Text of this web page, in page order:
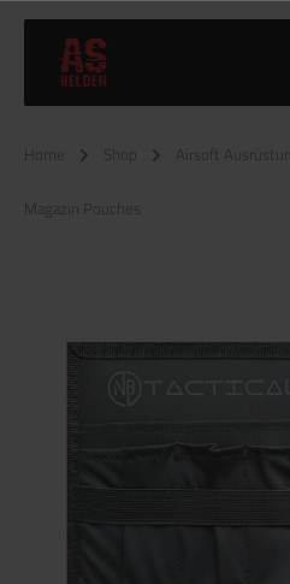
Home Shop Airsoft Ausrüstung
Magazin Pouches